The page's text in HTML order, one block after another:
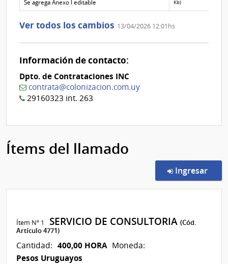
Nº
Se agrega Anexo I editable
de
0
Kb)
Ver todos los cambios 13/04/2026 12:01hs
Información de contacto:
Dpto. de Contrataciones INC
contrata@colonizacion.com.uy
29160323 int. 263
Ítems del llamado
Ingresar
Ítem Nº 1 SERVICIO DE CONSULTORIA(Cód.
Artículo 4771)
Cantidad: 400,00 HORA Moneda:
Pesos Uruguayos